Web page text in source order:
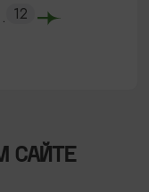
12
САЙТЕ